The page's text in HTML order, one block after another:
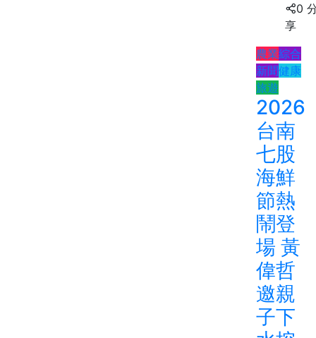
0
享
農業綜合
新聞健康
旅遊
2026
台南
七股
海鮮
節熱
鬧登
場 黃
偉哲
邀親
子下